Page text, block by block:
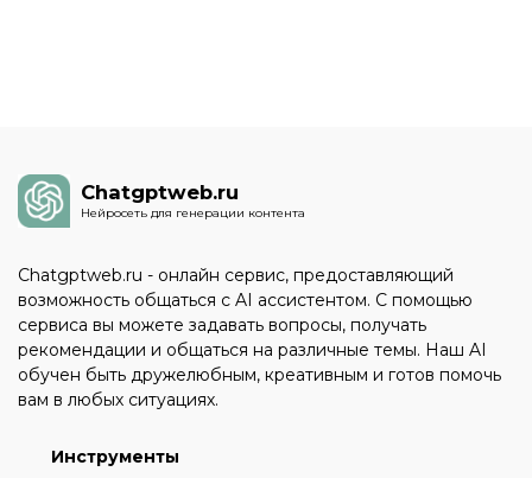
Chatgptweb.ru
Нейросеть для генерации контента
Chatgptweb.ru - онлайн сервис, предоставляющий
возможность общаться с AI ассистентом. С помощью
сервиса вы можете задавать вопросы, получать
рекомендации и общаться на различные темы. Наш AI
обучен быть дружелюбным, креативным и готов помочь
вам в любых ситуациях.
Инструменты